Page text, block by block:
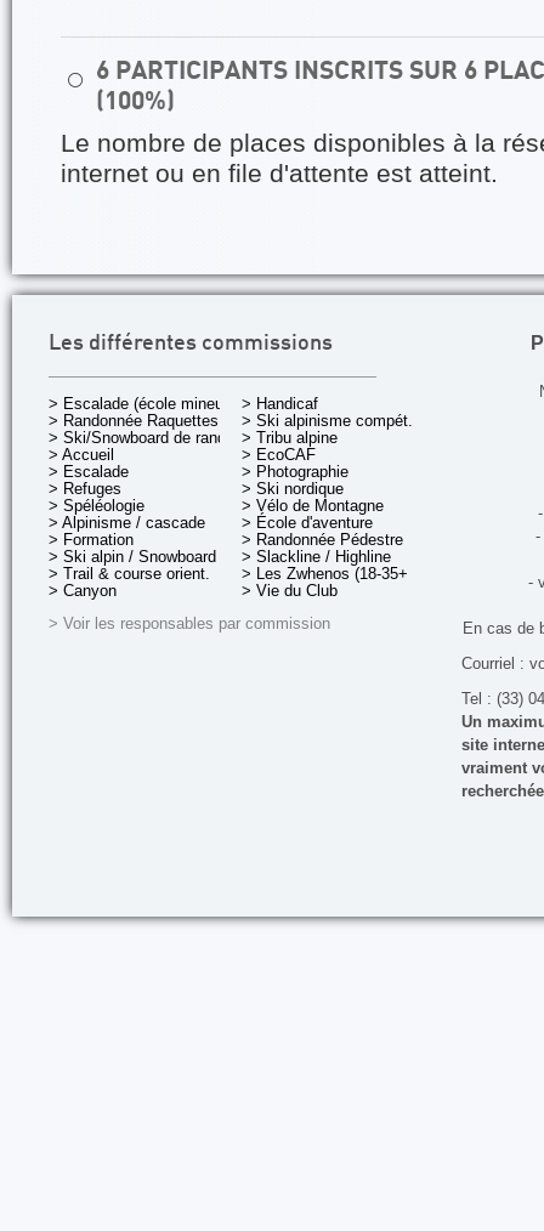
⚪
6 PARTICIPANTS INSCRITS SUR 6
(100%)
Le nombre de places disponibles à la
internet ou en file d'attente est atteint.
Les différentes commissions
> Escalade (école mineurs)
> Randonnée Raquettes
> Ski/Snowboard de rando.
> Accueil
> Escalade
> Refuges
> Spéléologie
> Alpinisme / cascade
> Formation
> Ski alpin / Snowboard
> Trail & course orient.
> Canyon
> Handicaf
> Ski alpinisme compét.
> Tribu alpine
> EcoCAF
> Photographie
> Ski nordique
> Vélo de Montagne
> École d'aventure
> Randonnée Pédestre
> Slackline / Highline
> Les Zwhenos (18-35+ ans)
> Vie du Club
> Voir les responsables par commission
-
-
En cas de
Courriel :
Tel : (33)
Un
site
vraiment